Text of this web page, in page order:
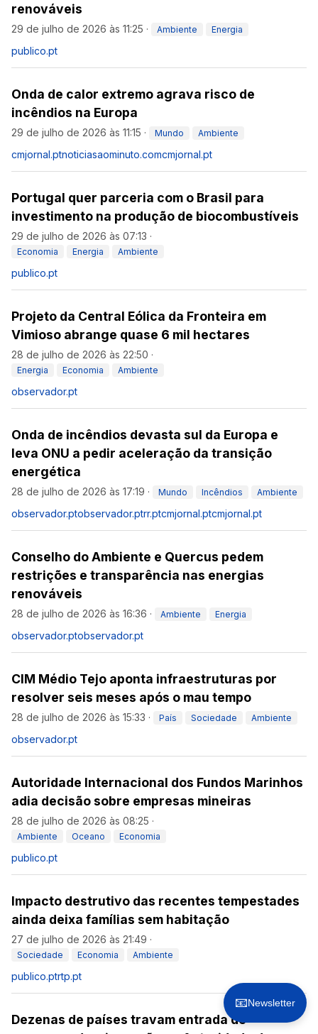
renováveis
29 de julho de 2026 às 11:25 · Ambiente Energia
publico.pt
Onda de calor extremo agrava risco de
incêndios na Europa
29 de julho de 2026 às 11:15 · Mundo Ambiente
cmjornal.ptnoticiasaominuto.comcmjornal.pt
Portugal quer parceria com o Brasil para
investimento na produção de biocombustíveis
29 de julho de 2026 às 07:13 ·
Economia Energia Ambiente
publico.pt
Projeto da Central Eólica da Fronteira em
Vimioso abrange quase 6 mil hectares
28 de julho de 2026 às 22:50 ·
Energia Economia Ambiente
observador.pt
Onda de incêndios devasta sul da Europa e
leva ONU a pedir aceleração da transição
energética
28 de julho de 2026 às 17:19 · Mundo Incêndios Ambiente
observador.ptobservador.ptrr.ptcmjornal.ptcmjornal.pt
Conselho do Ambiente e Quercus pedem
restrições e transparência nas energias
renováveis
28 de julho de 2026 às 16:36 · Ambiente Energia
observador.ptobservador.pt
CIM Médio Tejo aponta infraestruturas por
resolver seis meses após o mau tempo
28 de julho de 2026 às 15:33 · País Sociedade Ambiente
observador.pt
Autoridade Internacional dos Fundos Marinhos
adia decisão sobre empresas mineiras
28 de julho de 2026 às 08:25 ·
Ambiente Oceano Economia
publico.pt
Impacto destrutivo das recentes tempestades
ainda deixa famílias sem habitação
27 de julho de 2026 às 21:49 ·
Sociedade Economia Ambiente
publico.ptrtp.pt
Dezenas de países travam entrada de
📧Newsletter